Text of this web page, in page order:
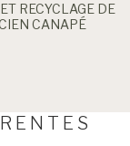
RECYCLAGE DE
CANAPÉ